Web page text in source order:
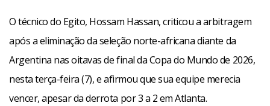
O técnico do Egito, Hossam Hassan, criticou a arbitragem
após a eliminação da seleção norte-africana diante da
Argentina nas oitavas de final da Copa do Mundo de 2026,
nesta terça-feira (7), e afirmou que sua equipe merecia
vencer, apesar da derrota por 3 a 2 em Atlanta.